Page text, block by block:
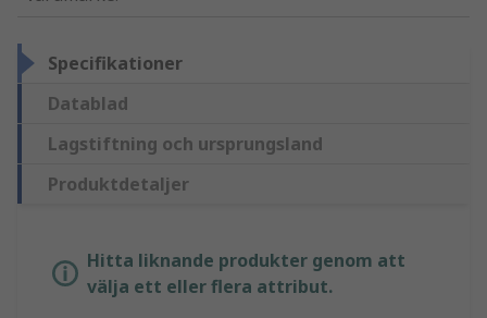
Specifikationer
Datablad
Lagstiftning och ursprungsland
Produktdetaljer
Hitta liknande produkter genom att
välja ett eller flera attribut.